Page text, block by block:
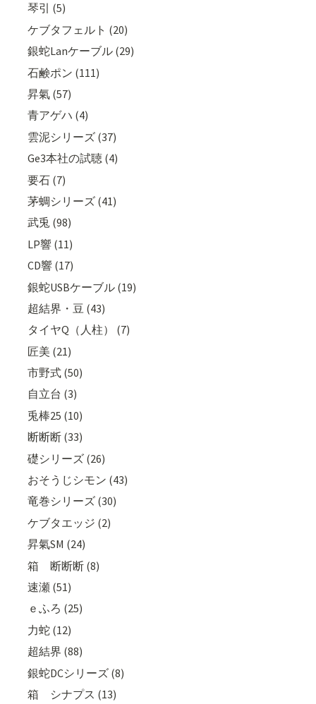
琴引 (5)
ケブタフェルト (20)
銀蛇Lanケーブル (29)
石鹸ポン (111)
昇氣 (57)
青アゲハ (4)
雲泥シリーズ (37)
Ge3本社の試聴 (4)
要石 (7)
茅蜩シリーズ (41)
武兎 (98)
LP響 (11)
CD響 (17)
銀蛇USBケーブル (19)
超結界・豆 (43)
タイヤQ（人柱） (7)
匠美 (21)
市野式 (50)
自立台 (3)
兎棒25 (10)
断断断 (33)
礎シリーズ (26)
おそうじシモン (43)
竜巻シリーズ (30)
ケブタエッジ (2)
昇氣SM (24)
箱 断断断 (8)
速瀬 (51)
ｅふろ (25)
力蛇 (12)
超結界 (88)
銀蛇DCシリーズ (8)
箱 シナプス (13)